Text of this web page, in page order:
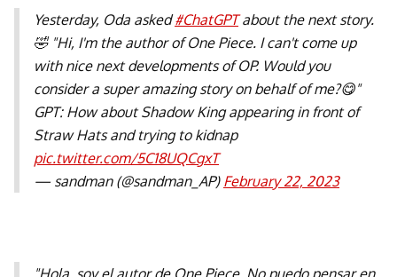
Yesterday, Oda asked#ChatGPTabout the next story.
🤣 "Hi, I'm the author of One Piece. I can't come up
with nice next developments of OP. Would you
consider a super amazing story on behalf of me?😋"
GPT: How about Shadow King appearing in front of
Straw Hats and trying to kidnap
pic.twitter.com/5C18UQCgxT
— sandman (@sandman_AP) February 22, 2023
"Hola, soy el autor de One Piece. No puedo pensar en